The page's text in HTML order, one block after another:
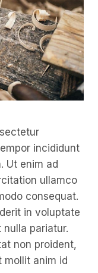
incididunt
Ut enim ad
ullamco
consequat.
in voluptate
pariatur.
non proident,
mollit anim id